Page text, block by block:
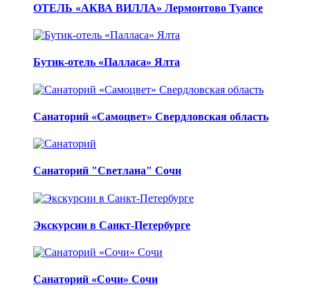
ОТЕЛЬ «АКВА ВИЛЛА» Лермонтово Туапсе
Бутик-отель «Палласа» Ялта
Санаторий «Самоцвет» Свердловская область
Санаторий "Светлана" Сочи
Экскурсии в Санкт-Петербурге
Санаторий «Сочи» Сочи